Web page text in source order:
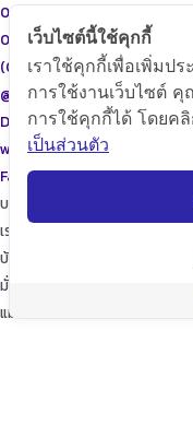
087-615-9999
086-471-9999
(02)455-9999
@diamondpest
Diamond Pest Control
www.diamondpest.com
FacebookLineEnvelope
บริการของเรา
เราจะพัฒนาการบริการให้กับลูก
บ้านของท่านก็เปรียบเสมือนบ้าน
มั่นใจในเรามั่นใจใน “ไดมอนด์แ
แมลง และสัตว์รบกวนต่างๆ ปล
เว็บไซต์นี้ใช้คุกกี้
เราใช้คุกกี้เพื่อเพิ่มป
การใช้งานเว็บไซต์
การใช้คุกกี้ได้ โดยค
เป็นส่วนตัว